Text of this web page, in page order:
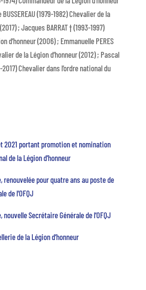
(1979-1982) Chevalier de la
; Jacques BARRAT † (1993-1997)
d’honneur (2006) ; Emmanuelle PERES
de la Légion d’honneur (2012) ; Pascal
2017) Chevalier dans l’ordre national du
2021 portant promotion et nomination
de la Légion d’honneur
renouvelée pour quatre ans au poste de
de l’OFQJ
nouvelle Secrétaire Générale de l’OFQJ
de la Légion d’honneur